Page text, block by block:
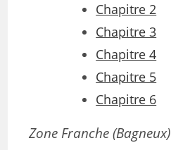
Chapitre 2
Chapitre 3
Chapitre 4
Chapitre 5
Chapitre 6
Zone Franche (Bagneux)